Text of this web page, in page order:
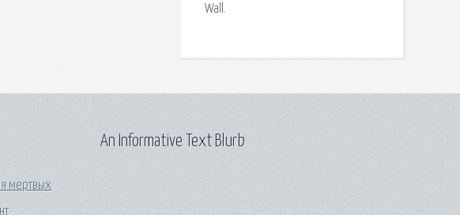
Wall.
мертвых
An Informative Text Blurb